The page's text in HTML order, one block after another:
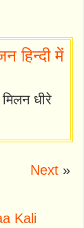
हिन्दी में
धीरे
Next»
Kali